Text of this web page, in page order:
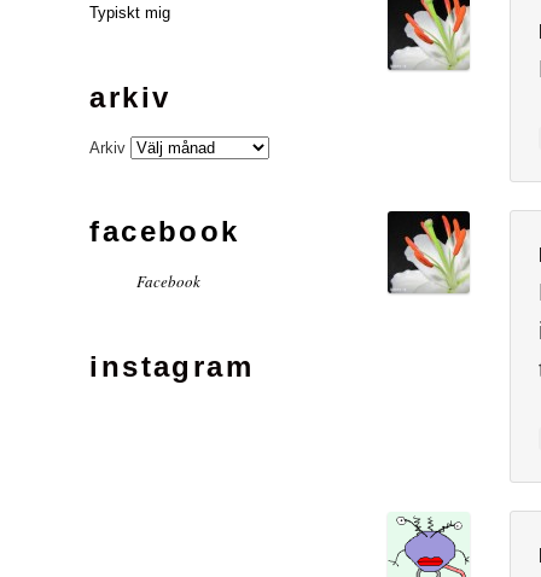
Typiskt mig
arkiv
Arkiv
facebook
Facebook
instagram